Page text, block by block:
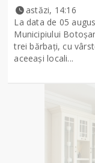
astăzi, 14:16
La data de 05
Municipiului
trei bărbați, cu
aceeași locali...